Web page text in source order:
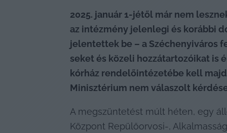
2025. január 1-jétől már nem
az intézmény jelenlegi és korábbi
jelentettek be – a Széchenyiváros
seket és közeli hozzátartozóikat is
kórház rendelőintézetébe kell
Minisztérium nem válaszolt
A megszüntetést múlt héten, egy
Központ Repülőorvosi-,